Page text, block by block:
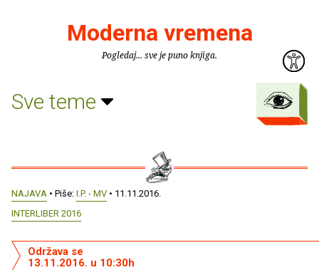
Moderna vremena
Pogledaj... sve je puno knjiga.
Sve teme
NAJAVA • Piše: I.P. - MV • 11.11.2016.
INTERLIBER 2016
Održava se
13.11.2016. u 10:30h